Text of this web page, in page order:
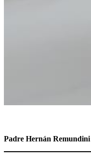
Padre Hernán Remundini